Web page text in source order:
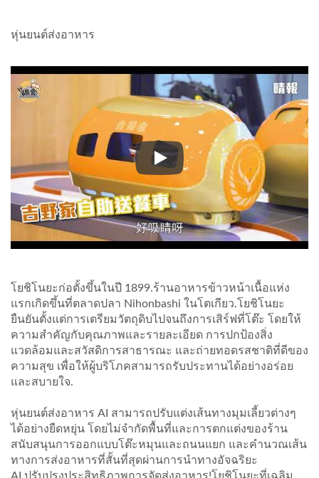
หุ่นยนต์ส่งอาหาร
หุ่นยนต์ส่งอาหาร
โยชิโนยะก่อตั้งขึ้นในปี 1899.ร้านอาหารข้าวหน้าเนื้อแห่ง
แรกเกิดขึ้นที่ตลาดปลา Nihonbashi ในโตเกียว.โยชิโนยะ
ยืนยันตั้งแต่การเตรียมวัตถุดิบไปจนถึงการเสิร์ฟที่โต๊ะ โดยให้
ความสำคัญกับคุณภาพและรายละเอียด การปกป้องสิ่ง
แวดล้อมและสวัสดิการสาธารณะ และถ่ายทอดรสชาติที่ดีของ
ความสุข เพื่อให้ผู้บริโภคสามารถรับประทานได้อย่างอร่อย
และสบายใจ.
หุ่นยนต์ส่งอาหาร AI สามารถปรับแต่งเส้นทางมุมเลี้ยวต่างๆ
ได้อย่างยืดหยุ่น โดยไม่จำกัดพื้นที่และการตกแต่งของร้าน
สนับสนุนการออกแบบโต๊ะหมุนและถนนแยก และคำนวณเส้น
ทางการส่งอาหารที่สั้นที่สุดผ่านการนำทางอัจฉริยะ